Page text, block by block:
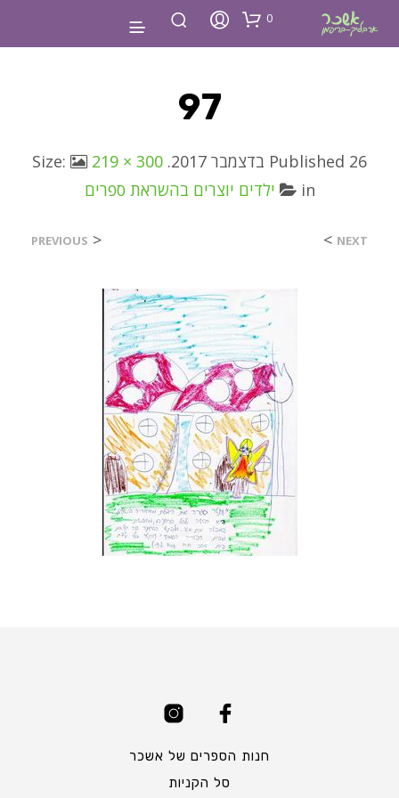
0
97
Published 26 בדצמבר 2017 . Size:
219 × 300
in
ילדים יוצרים בהשראת ספרים
<
PREVIOUS NEXT
>
חנות הספרים של אשכר
סל הקניות